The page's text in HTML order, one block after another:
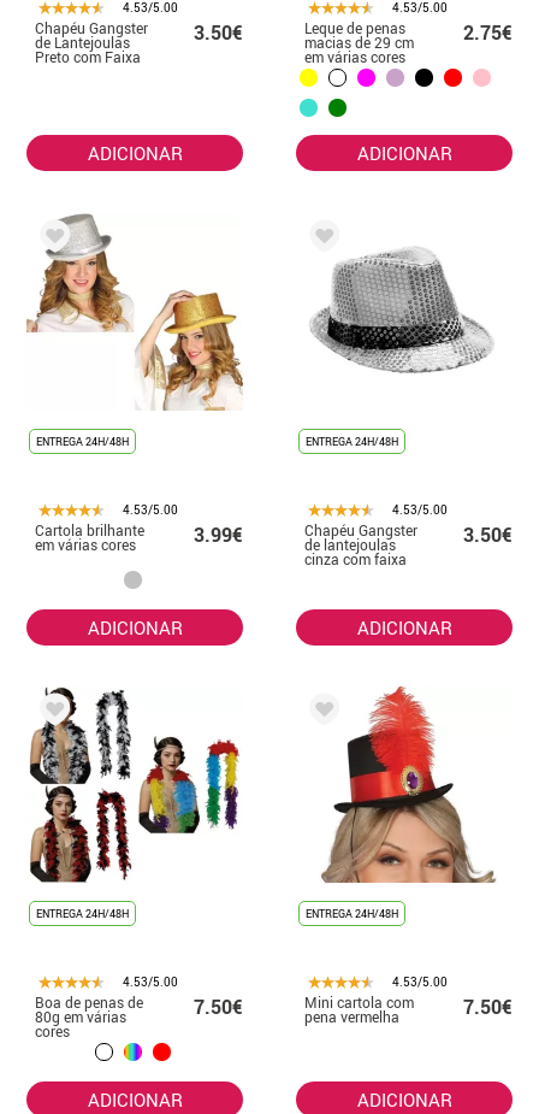
4.53/5.00
Chapéu Gangster
de Lantejoulas
Preto com Faixa
3.50€
ADICIONAR
4.53/5.00
Leque de penas
macias de 29 cm
em várias cores
2.75€
ADICIONAR
ENTREGA 24H/48H
4.53/5.00
Cartola brilhante
em várias cores 3.99€
ADICIONAR
ENTREGA 24H/48H
4.53/5.00
Chapéu Gangster
de lantejoulas
cinza com faixa
3.50€
ADICIONAR
ENTREGA 24H/48H
4.53/5.00
Boa de penas de
80g em várias
cores
7.50€
ADICIONAR
ENTREGA 24H/48H
4.53/5.00
Mini cartola com
pena vermelha 7.50€
ADICIONAR